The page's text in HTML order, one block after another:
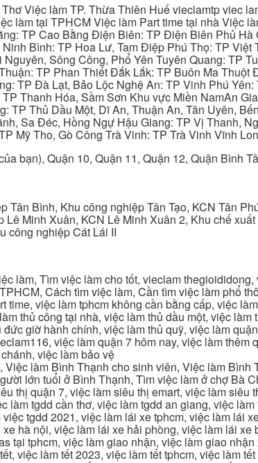
Việc làm TP. Thừa Thiên Huế vieclamtp viec
làm tại TPHCM Việc làm Part time tại nhà Việc
TP Cao Bằng Điện Biên: TP Điện Biên Phủ Hà
Bình: TP Hoa Lư, Tam Điệp Phú Thọ: TP Việt
Sông Công, Phổ Yên Tuyên Quang: TP
TP Phan Thiết Đắk Lắk: TP Buôn Ma Thuột
TP Đà Lạt, Bảo Lộc Nghệ An: TP Vinh Phú
Thanh Hóa, Sầm Sơn Khu vực Miền NamAn
Thủ Dầu Một, Dĩ An, Thuận An, Tân Uyên,
Sa Đéc, Hồng Ngự Hậu Giang: TP Vị Thanh,
Mỹ Tho, Gò Công Trà Vinh: TP Trà Vinh Vĩnh
bạn), Quận 10, Quận 11, Quận 12, Quận Bình
Bình, Khu công nghiệp Tân Tạo, KCN Tân
Minh Xuân, KCN Lê Minh Xuân 2, Khu chế
công nghiệp Cát Lái II
làm, Tìm việc làm cho tốt, vieclam
Cách tìm việc làm, Cần tìm việc làm phổ
việc làm tphcm không cần bằng cấp, việc
thủ công tại nhà, việc làm thủ dầu một, việc làm
giờ hành chính, việc làm thủ quỹ, việc làm
việc làm quận 7 hôm nay, việc làm thêm
việc làm bảo vệ
làm Bình Thạnh cho sinh viên, Việc làm Bình
lớn tuổi ở Bình Thạnh, Tìm việc làm ở chợ Bà
thị quận 7, việc làm siêu thị emart, việc làm siêu
tgdd cần thơ, việc làm tgdd an giang, việc
tgdd 2021, việc làm lái xe tphcm, việc làm lái
hà nội, việc làm lái xe hải phòng, việc làm lái xe
tại tphcm, việc làm giao nhận, việc làm giao
việc làm tết 2023, việc làm tết tphcm, việc làm